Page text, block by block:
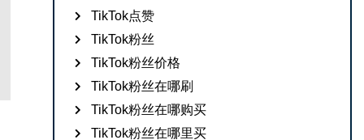
TikTok点赞
TikTok粉丝
TikTok粉丝价格
TikTok粉丝在哪刷
TikTok粉丝在哪购买
TikTok粉丝在哪里买